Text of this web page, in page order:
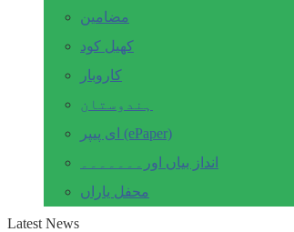
مضامین
کھیل کود
کاروبار
ہندوستان
ای پیپر (ePaper)
انداز بیاں اور۔۔۔۔۔۔۔
محفل یاراں
Latest News